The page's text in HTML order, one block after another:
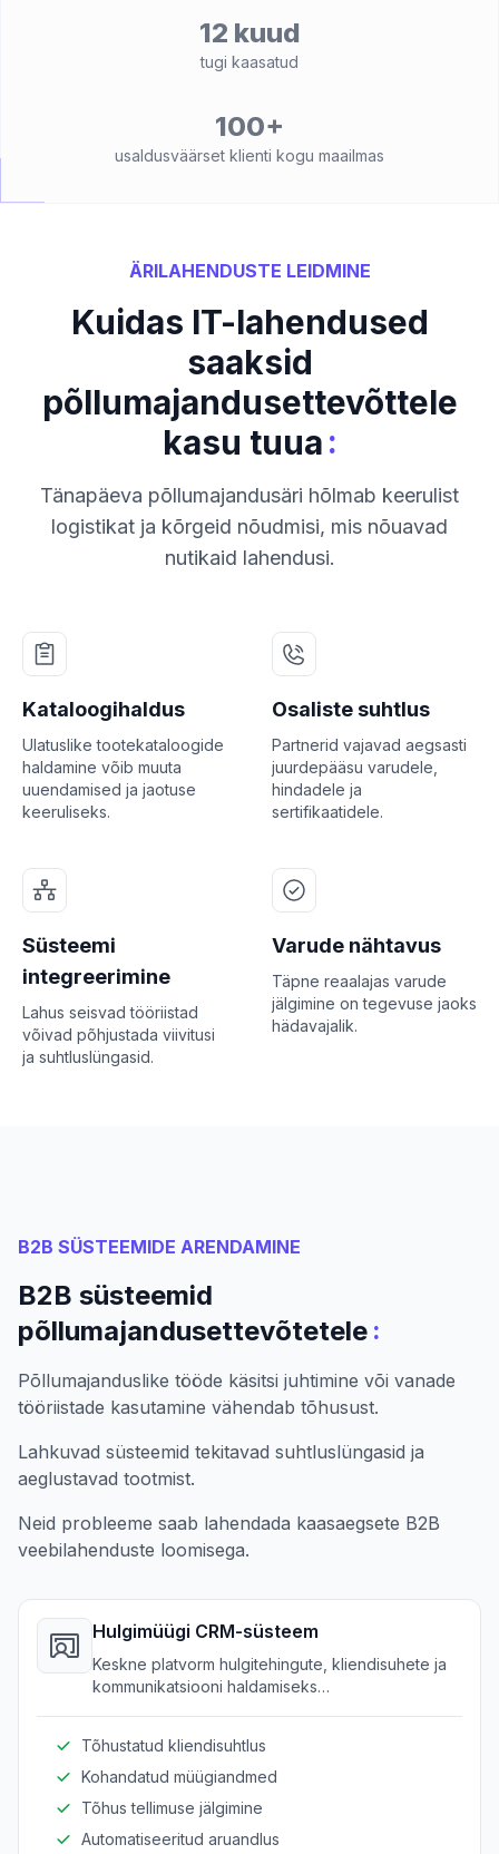
12 kuud
tugi kaasatud
100+
usaldusväärset klienti kogu maailmas
ÄRILAHENDUSTE LEIDMINE
Kuidas IT-lahendused
saaksid
põllumajandusettevõttele
kasu tuua:
Tänapäeva põllumajandusäri hõlmab keerulist
logistikat ja kõrgeid nõudmisi, mis nõuavad
nutikaid lahendusi.
Kataloogihaldus
Ulatuslike tootekataloogide
haldamine võib muuta
uuendamised ja jaotuse
keeruliseks.
Osaliste suhtlus
Partnerid vajavad aegsasti
juurdepääsu varudele,
hindadele ja
sertifikaatidele.
Süsteemi
integreerimine
Lahus seisvad tööriistad
võivad põhjustada viivitusi
ja suhtluslüngasid.
Varude nähtavus
Täpne reaalajas varude
jälgimine on tegevuse jaoks
hädavajalik.
B2B SÜSTEEMIDE ARENDAMINE
B2B süsteemid
põllumajandusettevõtetele :
Põllumajanduslike tööde käsitsi juhtimine või vanade
tööriistade kasutamine vähendab tõhusust.
Lahkuvad süsteemid tekitavad suhtluslüngasid ja
aeglustavad tootmist.
Neid probleeme saab lahendada kaasaegsete B2B
veebilahenduste loomisega.
Hulgimüügi CRM-süsteem
Keskne platvorm hulgitehingute, kliendisuhete ja
kommunikatsiooni haldamiseks
Tõhustatud kliendisuhtlus
Kohandatud müügiandmed
Tõhus tellimuse jälgimine
Automatiseeritud aruandlus